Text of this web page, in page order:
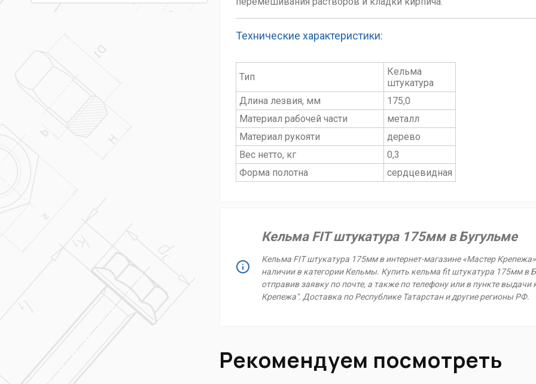
Технические характеристики:
Тип
Кельма
штукатура
Длина лезвия, мм
175,0
Материал рабочей части
металл
Материал рукояти
дерево
Вес нетто, кг
0,3
Форма полотна
сердцевидная
Кельма FIT штукатура 175мм в Бугульме
Кельма FIT штукатура 175мм в интернет-магазине «Мастер
наличии в категории Кельмы. Купить кельма fit штукатура 175мм в
отправив заявку по почте, а также по телефону или в пункте
Крепежа". Доставка по Республике Татарстан и другие регионы РФ.
Рекомендуем посмотреть